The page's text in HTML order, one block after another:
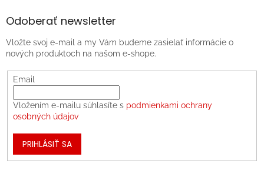
Odoberať newsletter
Vložte svoj e-mail a my Vám budeme zasielať informácie o
nových produktoch na našom e-shope.
Email
Vložením e-mailu súhlasíte s podmienkami ochrany
osobných údajov
PRIHLÁSIŤ SA